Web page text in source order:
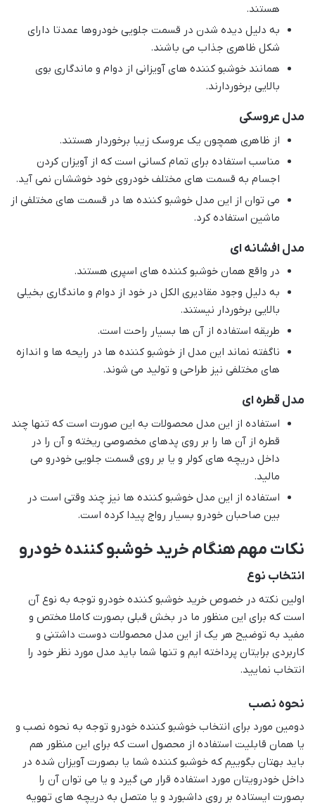
هستند.
به دلیل دیده شدن در قسمت جلویی خودروها عمدتا دارای
شکل ظاهری جذاب می باشند.
همانند خوشبو کننده های آویزانی از دوام و ماندگاری بوی
بالایی برخوردارند.
مدل عروسکی
از ظاهری همچون یک عروسک زیبا برخوردار هستند.
مناسب استفاده برای تمام کسانی است که از آویزان کردن
اجسام به قسمت های مختلف خودروی خود خوششان نمی آید.
می توان از این مدل خوشبو کننده ها در قسمت های مختلفی از
ماشین استفاده کرد.
مدل افشانه ای
در واقع همان خوشبو کننده های اسپری هستند.
به دلیل وجود مقادیری الکل در خود از دوام و ماندگاری بخیلی
بالایی برخوردار نیستند.
طریقه استفاده از آن ها بسیار راحت است.
ناگفته نماند این مدل از خوشبو کننده ها در رایحه ها و اندازه
های مختلفی نیز طراحی و تولید می شوند.
مدل قطره ای
استفاده از این مدل محصولات به این صورت است که تنها چند
قطره از آن ها را بر روی پدهای مخصوصی ریخته و آن را در
داخل دریچه های کولر و یا بر روی قسمت جلویی خودرو می
مالید.
استفاده از این مدل خوشبو کننده ها نیز چند وقتی است در
بین صاحبان خودرو بسیار رواج پیدا کرده است.
نکات مهم هنگام خرید خوشبو کننده خودرو
انتخاب نوع
اولین نکته در خصوص خرید خوشبو کننده خودرو توجه به نوع آن
است که برای این منظور ما در بخش قبلی بصورت کاملا مختص و
مفید به توضیح هر یک از این مدل محصولات دوست داشتنی و
کاربردی برایتان پرداخته ایم و تنها شما باید مدل مورد نظر خود را
انتخاب نمایید.
نحوه نصب
دومین مورد برای انتخاب خوشبو کننده خودرو توجه به نحوه نصب و
یا همان قابلیت استفاده از محصول است که برای این منظور هم
باید بهتان بگوییم که خوشبو کننده شما یا بصورت آویزان شده در
داخل خودرویتان مورد استفاده قرار می گیرد و یا می توان آن را
بصورت ایستاده بر روی داشبورد و یا متصل به دریچه های تهویه